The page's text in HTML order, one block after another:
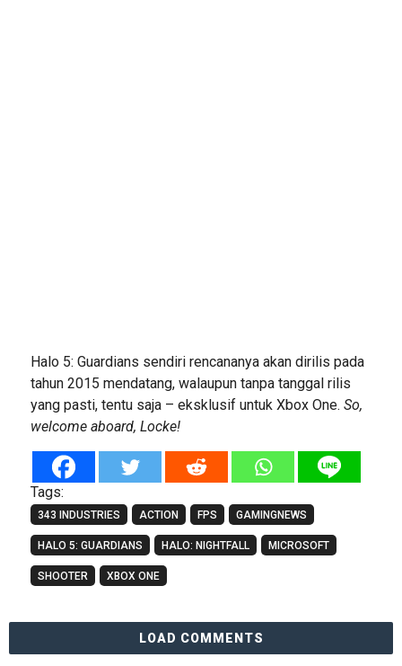
Halo 5: Guardians sendiri rencananya akan dirilis pada
tahun 2015 mendatang, walaupun tanpa tanggal rilis
yang pasti, tentu saja – eksklusif untuk Xbox One. So,
welcome aboard, Locke!
Tags:
343 INDUSTRIES ACTION FPS GAMINGNEWS
HALO 5: GUARDIANS HALO: NIGHTFALL MICROSOFT
SHOOTER XBOX ONE
LOAD COMMENTS